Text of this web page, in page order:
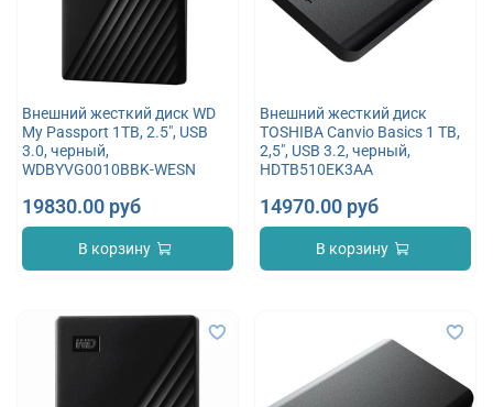
Внешний жесткий диск WD
My Passport 1TB, 2.5", USB
3.0, черный,
WDBYVG0010BBK-WESN
19830.00 руб
В корзину
Внешний жесткий диск
TOSHIBA Canvio Basics 1 TB,
2,5", USB 3.2, черный,
HDTB510EK3AA
14970.00 руб
В корзину